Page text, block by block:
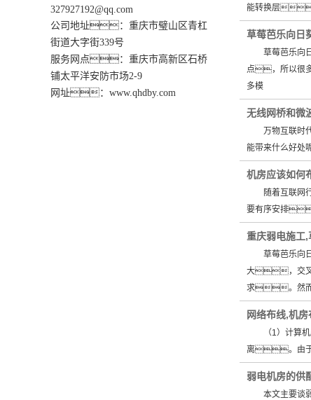
327927192@qq.com
公司地址：重庆市璧山区青杠
街道大字街339号
服务网点：重庆市高新区石桥
铺太平洋安防市场2-9
网址：www.qhdby.com
能转换层
草莓芭乐向
草莓芭乐向日
点，所以很
多模
无线网桥和
万物互联时代
能带来什么好
机房应该如
随着互联网行
要有序安排
重庆弱电施工
草莓芭乐向日
大，交叉
求。然
网络布线,机
（1）计算机
离。由于
弱电机房的供
本文主要谈弱